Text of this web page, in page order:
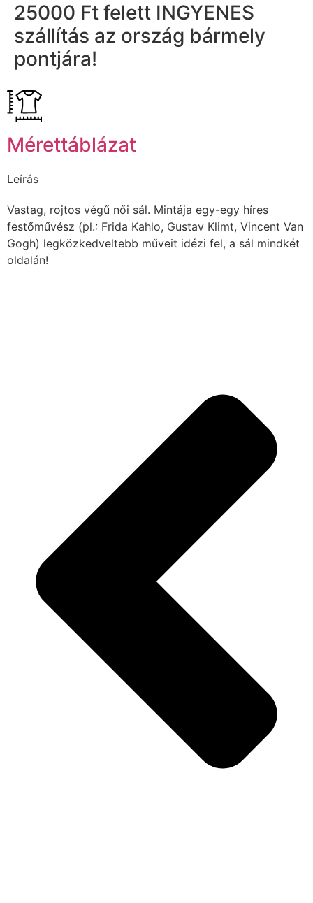
25000 Ft felett INGYENES
szállítás az ország bármely
pontjára!
Mérettáblázat
Leírás
Vastag, rojtos végű női sál. Mintája egy-egy híres
festőművész (pl.: Frida Kahlo, Gustav Klimt, Vincent Van
Gogh) legközkedveltebb műveit idézi fel, a sál mindkét
oldalán!